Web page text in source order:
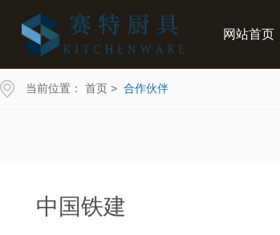
网站首页
当前位置： 首页 > 合作伙伴
中国铁建